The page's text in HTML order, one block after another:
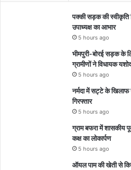
पक्की सड़क की स्वीकृति
उपाध्यक्ष का आभार
5 hours ago
भीमपुरी-बोरई सड़क के
ग्रामीणों ने विधायक
5 hours ago
नर्मदा में सट्टे के खिलाफ
गिरफ्तार
5 hours ago
ग्राम बफरा में शासकीय
कक्ष का लोकार्पण
5 hours ago
ऑयल पाम की खेती से